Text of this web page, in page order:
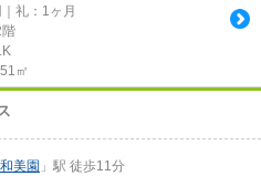
礼：1ヶ月
階
㎡
美園 」駅 徒歩11分